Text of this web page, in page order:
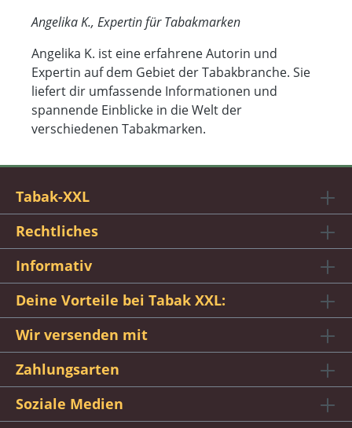
Angelika K., Expertin für Tabakmarken
Angelika K. ist eine erfahrene Autorin und
Expertin auf dem Gebiet der Tabakbranche. Sie
liefert dir umfassende Informationen und
spannende Einblicke in die Welt der
verschiedenen Tabakmarken.
Tabak-XXL
Rechtliches
Informativ
Deine Vorteile bei Tabak XXL:
Wir versenden mit
Zahlungsarten
Soziale Medien